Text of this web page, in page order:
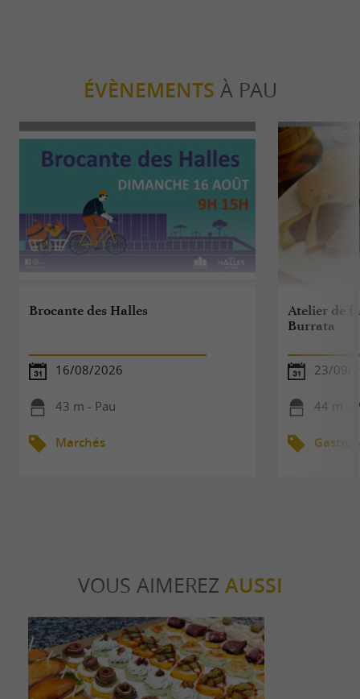
ÉVÈNEMENTS À PAU
Brocante des Halles
16/08/2026
43 m - Pau
Marchés
Atelier de
Burrata
23/09/
44 m -
VOUS AIMEREZ AUSSI